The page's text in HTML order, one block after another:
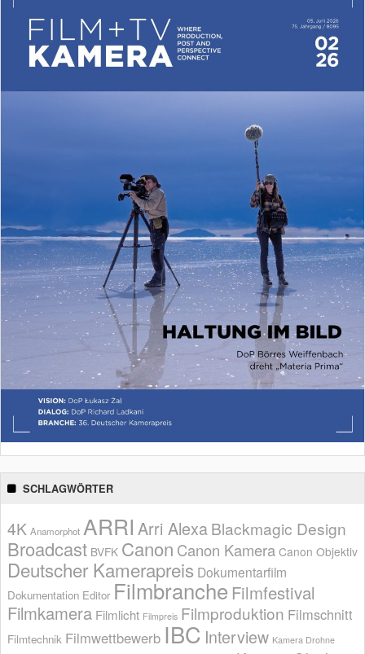
SCHLAGWÖRTER
4K Anamorphot ARRI Arri AlexaBlackmagic Design
Broadcast BVFK Canon Canon Kamera Canon Objektiv
Deutscher Kamerapreis Dokumentarfilm
Dokumentation Editor Filmbranche Filmfestival
Filmkamera Filmlicht Filmpreis Filmproduktion Filmschnitt
Filmtechnik Filmwettbewerb IBC Interview Kamera Drohne